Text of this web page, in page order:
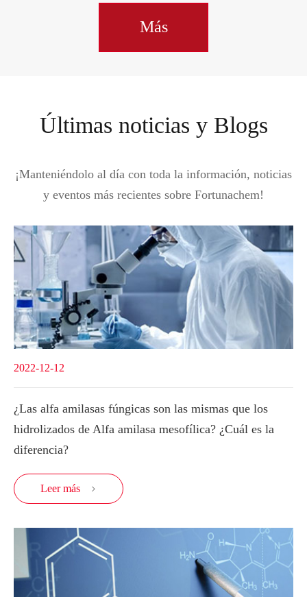
Más
Últimas noticias y Blogs
¡Manteniéndolo al día con toda la información, noticias
y eventos más recientes sobre Fortunachem!
2022-12-12
¿Las alfa amilasas fúngicas son las mismas que los
hidrolizados de Alfa amilasa mesofílica? ¿Cuál es la
diferencia?
Leer más 